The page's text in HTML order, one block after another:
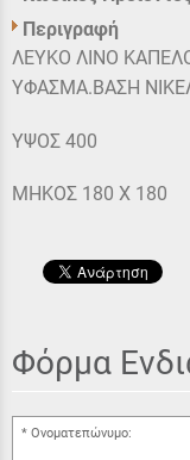
Περιγραφή
ΛΕΥΚΟ ΛΙΝΟ
ΥΦΑΣΜΑ.ΒΑΣΗ
ΥΨΟΣ 400
ΜΗΚΟΣ 180 Χ 180
Φόρμα
Ονοματεπώνυμο: